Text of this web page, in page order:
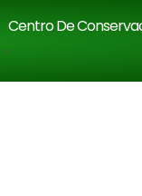
Centro De